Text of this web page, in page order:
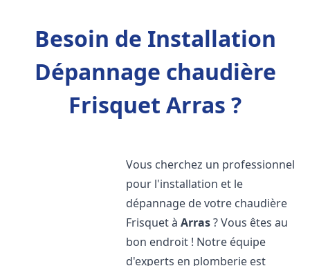
Besoin de Installation
Dépannage chaudière
Frisquet Arras ?
Vous cherchez un professionnel
pour l'installation et le
dépannage de votre chaudière
Frisquet àArras? Vous êtes au
bon endroit ! Notre équipe
d'experts en plomberie est